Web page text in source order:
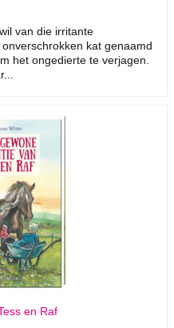
van die irritante
kat genaamd
het ongedierte te verjagen.
en Raf